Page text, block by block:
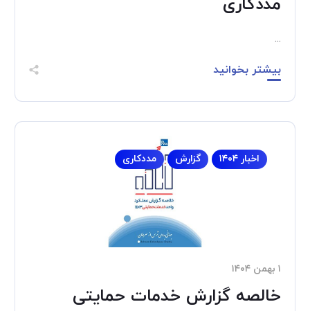
مددکاری
...
بیشتر بخوانید
اخبار ۱۴۰۴ گزارش مددکاری
۱ بهمن ۱۴۰۴
خالصه گزارش خدمات حمایتی